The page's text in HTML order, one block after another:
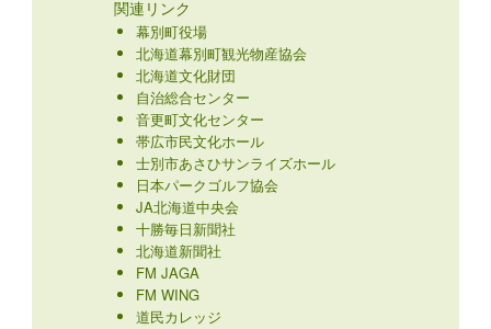
関連リンク
幕別町役場
北海道幕別町観光物産協会
北海道文化財団
自治総合センター
音更町文化センター
帯広市民文化ホール
士別市あさひサンライズホール
日本パークゴルフ協会
JA北海道中央会
十勝毎日新聞社
北海道新聞社
FM JAGA
FM WING
道民カレッジ